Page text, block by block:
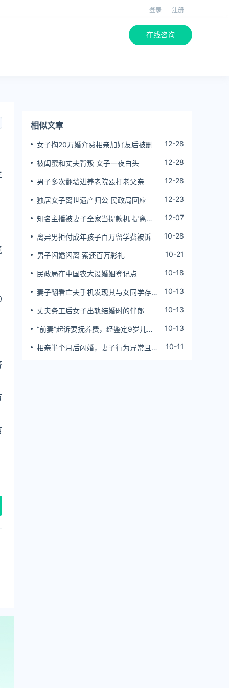
登录 注册
在线咨询
相似文章
女子掏20万婚介费相亲加好友后被删 12-28
被闺蜜和丈夫背叛 女子一夜白头 12-28
男子多次翻墙进养老院殴打老父亲 12-28
独居女子离世遗产归公 民政局回应 12-23
知名主播被妻子全家当提款机 提离婚
12-07
离异男拒付成年孩子百万留学费被诉 10-28
男子闪婚闪离 索还百万彩礼 10-21
民政局在中国农大设婚姻登记点 10-18
妻子翻看亡夫手机发现其与女同学存婚
10-13
丈夫务工后女子出轨结婚时的伴郎 10-13
“前妻”起诉要抚养费，经鉴定9岁儿子
10-13
相亲半个月后闪婚，妻子行为异常且持
10-11